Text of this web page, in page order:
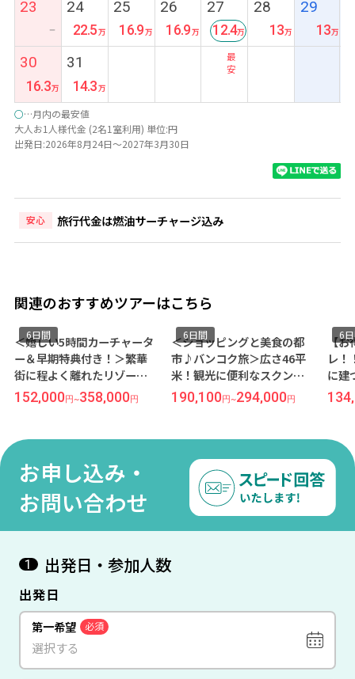
23
ー
24
22.5
25
16.9
26
16.9
27
最
安
12.4
28
13
29
13
30
16.3
31
14.3
○…月内の最安値
大人お1人様代金 (2名1室利用) 単位:円
出発日:2026年8月24日～2027年3月30日
安心 旅行代金は燃油サーチャージ込み
関連のおすすめツアーはこちら
＜嬉しい5時間カーチャータ
ー＆早期特典付き！＞繁華
街に程よく離れたリゾート
で落ち着いた滞在を『グラ
ンド メルキュール』宿泊 往
付き ≪関空午前発/マレーシ
日間≫
6日間
152,000円~358,000円
＜ショッピングと美食の都
市♪バンコク旅＞広さ46平
米！観光に便利なスクンビ
ットエリア『ロイヤルベン
ジャ』宿泊 ≪タイ航空×関
6日間
190,100円~294,000円
【
レ！
に建
ボー
ト
ャセ
用
6
お申し込み・
お問い合わせ
1 出発日・参加人数
出発日
第一希望 必須